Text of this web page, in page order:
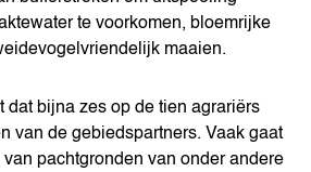
te voorkomen, bloemrijke
maaien.
dat bijna zes op de tien agrariërs
van de gebiedspartners. Vaak gaat
van pachtgronden van onder andere